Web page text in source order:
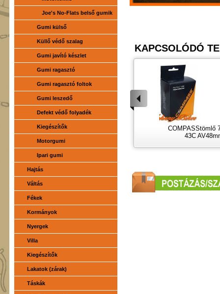
KAPCSOLÓDÓ
COMPASStömlő
43C
Joe's No-Flats belső gumik
Gumi külső
Küllő védő szalag
Gumi javító készlet
Gumi ragasztó
Gumi ragasztó foltok
Gumi leszedő
Defekt védő folyadék
Kiegészítők
Motorgumi
Ipari gumi
Hajtás
Váltás
Fékek
Kormányok
Nyergek
Villa
Kiegészítők
Lakatok (zárak)
Táskák